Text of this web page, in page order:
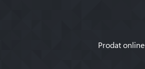
Prodat online